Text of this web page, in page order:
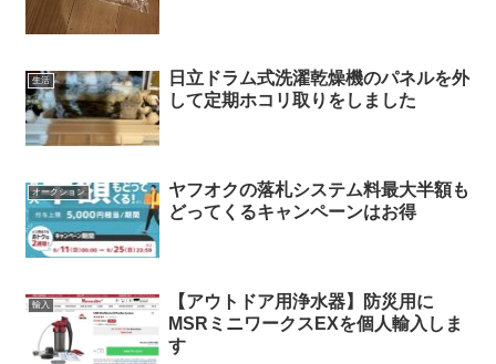
生活
日立ドラム式洗濯乾燥機のパネルを外
して定期ホコリ取りをしました
オークション
ヤフオクの落札システム料最大半額も
どってくるキャンペーンはお得
輸入
【アウトドア用浄水器】防災用に
MSRミニワークスEXを個人輸入しま
す